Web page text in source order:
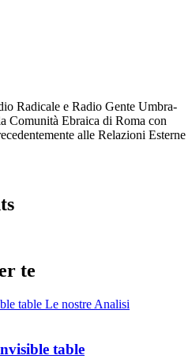
Radicale e Radio Gente Umbra-
Comunità Ebraica di Roma con
alle Relazioni Esterne
te
Le nostre Analisi
table